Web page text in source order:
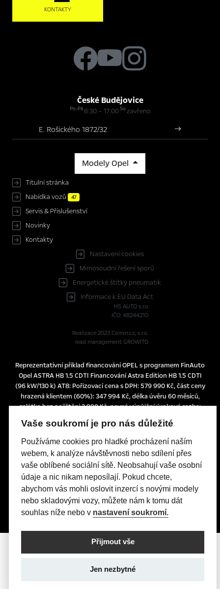
KONTAKTY
České Budějovice
Po-Pá8:30 – 17:00Sozavřeno
E. Rošického 1872/32
Modely Opel
Titulní stránka
Nabídka vozů
47
Servis & Příslušenství
Novinky
Kontakty
Nastavení cookies
Mimosoudní řešení sporů
Energetické štítky pneumatik
Informace k EU Data Act
HS AUTO s.r.o
IČO: 48244210
Realizace 2023 Comin.cz, s.r.o.
lead management GROWITO
Reprezentativní příklad financování OPEL s programem FinAuto
Opel ASTRA HB 1.5 CDTI Financování Astra Edition HB 1.5 CDTI
(96 kW/130 k) AT8: Pořizovací cena s DPH: 579 990 Kč, část ceny
hrazená klientem (60%): 347 994 Kč, délka úvěru 60 měsíců,
splátka bez pojištění 3.990 Kč, pevná výpůjční úroková sazba:
1,24% p.a., nabídka je určena pro fyzické osoby podnikatele a
právnické osoby a platí do 30. 6. 2026 nebo do odvolání.
Tato nabídka je pouze indikativní, není návrhem na uzavření
smlouvy a nelze z ní proto dovozovat povinnost společnosti
uskutečnit jakékoliv transakce.
Poskytovatelem financování je UniCredit Leasing CZ, a.s.,
Želetavská 1525/1, 140 10 Praha 4, IČO: 15886492
Vaše soukromí je pro nás důležité
Používáme cookies pro hladké procházení naším
webem, k analýze návštěvnosti nebo sdílení přes
vaše oblíbené sociální sítě. Neobsahují vaše osobní
údaje a nic nikam neposílají. Pokud chcete,
abychom vás mohli oslovit inzercí s novými modely
nebo skladovými vozy, můžete nám k tomu dát
souhlas níže nebo v nastavení soukromí.
Přijmout vše
Jen nezbytné